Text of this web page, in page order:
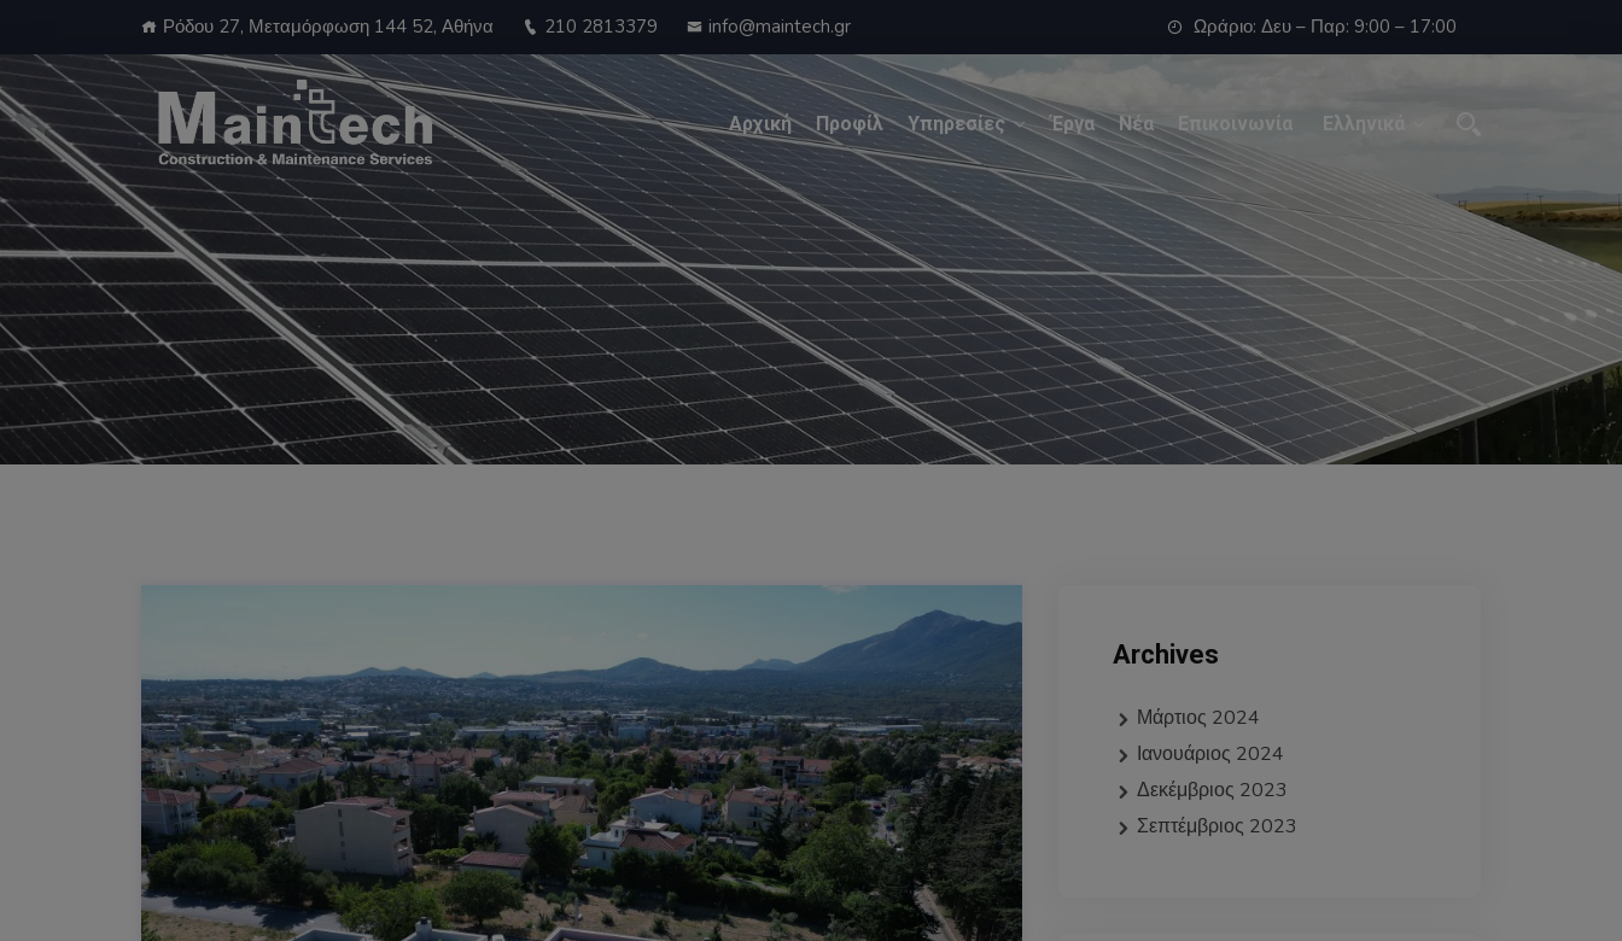
Ρόδου 27, Μεταμόρφωση 144 52, Αθήνα 210 2813379 info@maintech.gr Ωράριο: Δευ – Παρ: 9:00 – 17:00
Αρχική Προφίλ Υπηρεσίες Έργα Νέα Επικοινωνία Ελληνικά
Archives
Μάρτιος 2024
Ιανουάριος 2024
Δεκέμβριος 2023
Σεπτέμβριος 2023